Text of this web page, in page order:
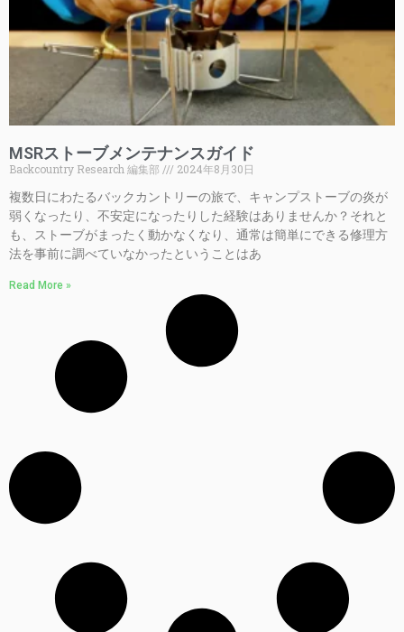
MSRストーブメンテナンスガイド
Backcountry Research 編集部
2024年8月30日
複数日にわたるバックカントリーの旅で、キャンプストーブの炎が
弱くなったり、不安定になったりした経験はありませんか？それと
も、ストーブがまったく動かなくなり、通常は簡単にできる修理方
法を事前に調べていなかったということはあ
Read More »